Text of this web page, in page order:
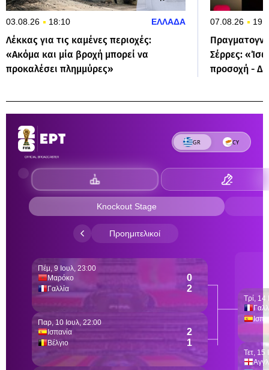
03.08.26 18:10 ΕΛΛΑΔΑ
Λέκκας για τις καμένες περιοχές:
«Ακόμα και μία βροχή μπορεί να
προκαλέσει πλημμύρες»
07.08.26
Σέρρες:
προσοχή -